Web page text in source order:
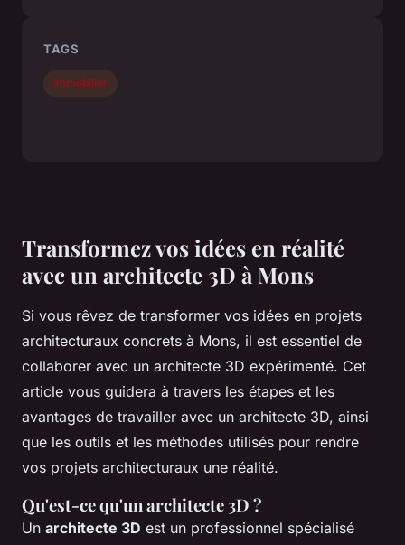
Transformez vos idées en réalité
avec un architecte 3D à Mons
Si vous rêvez de transformer vos idées en projets
architecturaux concrets à Mons, il est essentiel de
collaborer avec un architecte 3D expérimenté. Cet
article vous guidera à travers les étapes et les
avantages de travailler avec un architecte 3D, ainsi
que les outils et les méthodes utilisés pour rendre
vos projets architecturaux une réalité.
Qu'est-ce qu'un architecte 3D ?
Un architecte 3D est un professionnel spécialisé
TAGS
Immobilier